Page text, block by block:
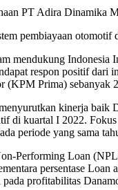
PT Adira Dinamika
pembiayaan
mendukung
respon positif
(KPM Prima)
kinerja
di kuartal I 2022.
periode yang sama
Performing Loan
persentase
profitabilitas